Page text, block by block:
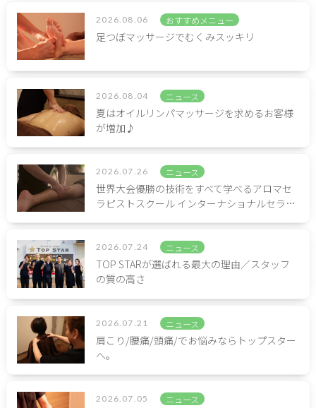
掲載店様
掲載店様ログイン
閉じる
2026.08.06 おすすめメニュー
足つぼマッサージでむくみスッキリ
2026.08.04 ニュース
夏はオイルリンパマッサージを求めるお客様
が増加♪
2026.07.26 ニュース
世界大会優勝の技術をすべて学べるアロマセ
ラピストスクール インターナショナルセラ…
2026.07.24 ニュース
TOP STARが選ばれる最大の理由／スタッフ
の質の高さ
2026.07.21 ニュース
肩こり/腰痛/頭痛/でお悩みならトップスター
へ。
2026.07.05 ニュース